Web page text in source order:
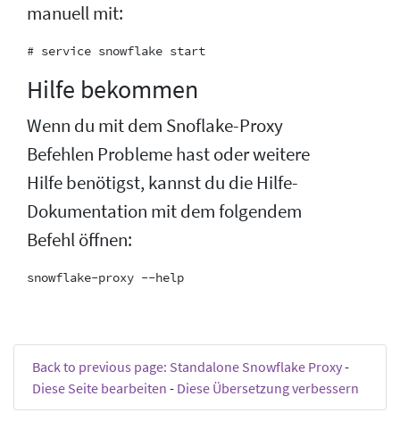
manuell mit:
Hilfe bekommen
Wenn du mit dem Snoflake-Proxy
Befehlen Probleme hast oder weitere
Hilfe benötigst, kannst du die Hilfe-
Dokumentation mit dem folgendem
Befehl öffnen:
Back to previous page: Standalone Snowflake Proxy-
Diese Seite bearbeiten - Diese Übersetzung verbessern